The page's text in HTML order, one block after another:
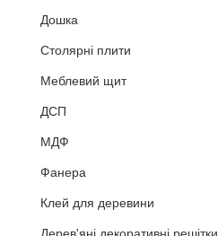
Дошка
Столярні плити
Меблевий щит
ДСП
МДФ
Фанера
Клей для деревини
Дерев'яні декоративні решітки